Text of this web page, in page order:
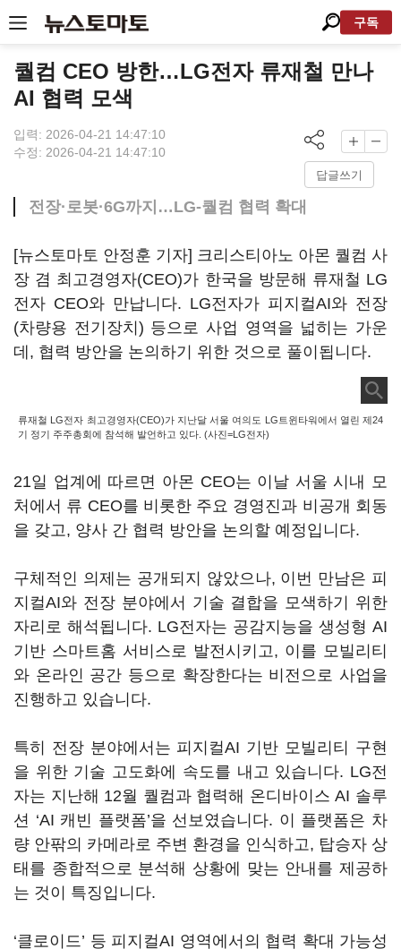
구독
퀄컴 CEO 방한…LG전자 류재철 만나
AI 협력 모색
입력: 2026-04-21 14:47:10
수정: 2026-04-21 14:47:10
답글쓰기
전장·로봇·6G까지…LG-퀄컴 협력 확대
[뉴스토마토 안정훈 기자] 크리스티아노 아몬 퀄컴 사
장 겸 최고경영자(CEO)가 한국을 방문해 류재철 LG
전자 CEO와 만납니다. LG전자가 피지컬AI와 전장
(차량용 전기장치) 등으로 사업 영역을 넓히는 가운
데, 협력 방안을 논의하기 위한 것으로 풀이됩니다.
류재철 LG전자 최고경영자(CEO)가 지난달 서울 여의도 LG트윈타워에서 열린 제24
기 정기 주주총회에 참석해 발언하고 있다. (사진=LG전자)
21일 업계에 따르면 아몬 CEO는 이날 서울 시내 모
처에서 류 CEO를 비롯한 주요 경영진과 비공개 회동
을 갖고, 양사 간 협력 방안을 논의할 예정입니다.
구체적인 의제는 공개되지 않았으나, 이번 만남은 피
지컬AI와 전장 분야에서 기술 결합을 모색하기 위한
자리로 해석됩니다. LG전자는 공감지능을 생성형 AI
기반 스마트홈 서비스로 발전시키고, 이를 모빌리티
와 온라인 공간 등으로 확장한다는 비전으로 사업을
진행하고 있습니다.
특히 전장 분야에서는 피지컬AI 기반 모빌리티 구현
을 위한 기술 고도화에 속도를 내고 있습니다. LG전
자는 지난해 12월 퀄컴과 협력해 온디바이스 AI 솔루
션 ‘AI 캐빈 플랫폼’을 선보였습니다. 이 플랫폼은 차
량 안팎의 카메라로 주변 환경을 인식하고, 탑승자 상
태를 종합적으로 분석해 상황에 맞는 안내를 제공하
는 것이 특징입니다.
‘클로이드’ 등 피지컬AI 영역에서의 협력 확대 가능성